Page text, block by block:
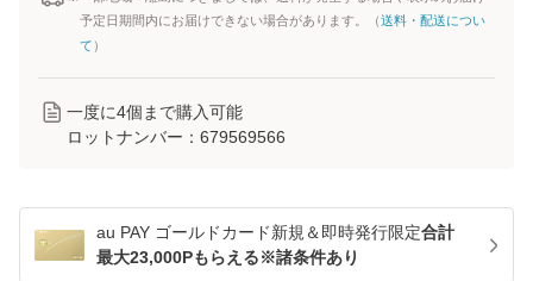
予定日期間内にお届けできない場合があります。（送料・配送につい
て ）
一度に4個まで購入可能
ロットナンバー： 679569566
au PAY ゴールドカード新規＆即時発行限定合計
最大23,000Pもらえる※諸条件あり